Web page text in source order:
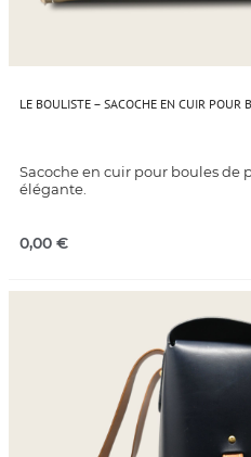
LE BOULISTE – SACOCHE EN CUIR POUR
Sacoche en cuir pour boules de
élégante.
0,00 €